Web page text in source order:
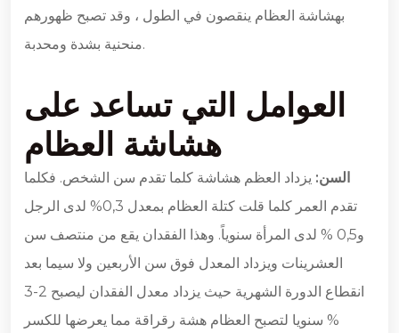
بهشاشة العظام ينقصون في الطول ، وقد تصبح ظهورهم
منحنية بشدة ومحدبة.
العوامل التي تساعد على
هشاشة العظام
السن: يزداد العظم هشاشة كلما تقدم سن الشخص. فكلما
تقدم العمر كلما قلت كتلة العظام بمعدل 0,3% لدى الرجل
و0,5 % لدى المرأة سنوياً. وهذا الفقدان يقع من منتصف سن
العشرينات ويزداد المعدل فوق سن الأربعين ولا سيما بعد
انقطاع الدورة الشهرية حيث يزداد معدل الفقدان ليصبح 2-3
% سنويا لتصبح العظام هشة رقراقة مما يعرضها للكسر